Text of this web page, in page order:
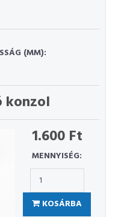
(MM):
1.600 Ft
MENNYISÉG:
KOSÁRBA